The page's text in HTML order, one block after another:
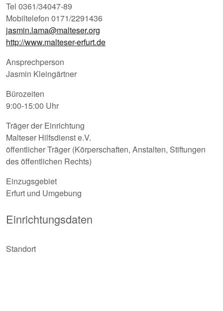
Tel 0361/34047-89
Mobiltelefon 0171/2291436
jasmin.lama@malteser.org
http://www.malteser-erfurt.de
Ansprechperson
Jasmin Kleingärtner
Bürozeiten
9:00-15:00 Uhr
Träger der Einrichtung
Malteser Hilfsdienst e.V.
öffentlicher Träger (Körperschaften, Anstalten, Stiftungen
des öffentlichen Rechts)
Einzugsgebiet
Erfurt und Umgebung
Einrichtungsdaten
Standort